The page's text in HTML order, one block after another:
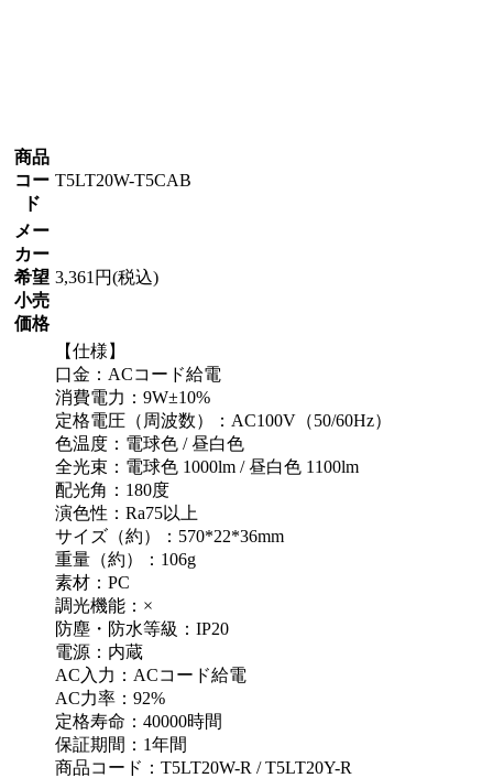
商品
コー
ド
T5LT20W-T5CAB
メー
カー
希望
小売
価格
3,361円(税込)
【仕様】
口金：ACコード給電
消費電力：9W±10%
定格電圧（周波数）：AC100V（50/60Hz）
色温度：電球色 / 昼白色
全光束：電球色 1000lm / 昼白色 1100lm
配光角：180度
演色性：Ra75以上
サイズ（約）：570*22*36mm
重量（約）：106g
素材：PC
調光機能：×
防塵・防水等級：IP20
電源：内蔵
AC入力：ACコード給電
AC力率：92%
定格寿命：40000時間
保証期間：1年間
商品コード：T5LT20W-R / T5LT20Y-R